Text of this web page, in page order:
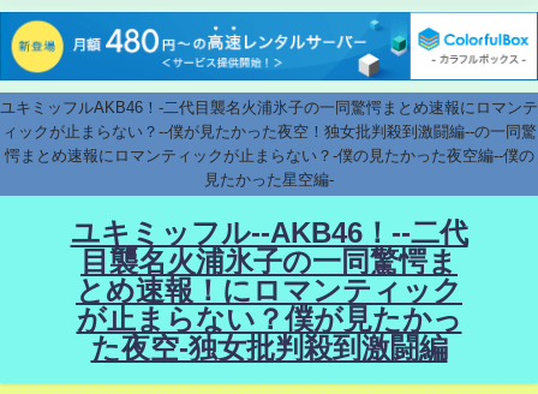
ユキミッフルAKB46！-二代目襲名火浦氷子の一同驚愕まとめ速報にロマンテ
ィックが止まらない？--僕が見たかった夜空！独女批判殺到激闘編--の一同驚
愕まとめ速報にロマンティックが止まらない？-僕の見たかった夜空編--僕の
見たかった星空編-
ユキミッフル--AKB46！--二代
目襲名火浦氷子の一同驚愕ま
とめ速報！にロマンティック
が止まらない？僕が見たかっ
た夜空-独女批判殺到激闘編